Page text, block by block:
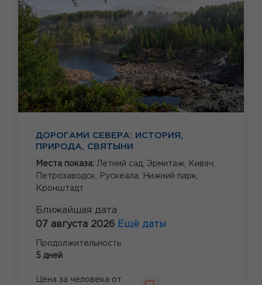
ДОРОГАМИ СЕВЕРА: ИСТОРИЯ,
ПРИРОДА, СВЯТЫНИ
Места показа: Летний сад, Эрмитаж,
Кивач,
Петрозаводск,
Рускеала,
Нижний парк,
Кронштадт
Ближайшая дата
07 августа 2026 Ещё даты
Продолжительность
5 дней
Цена за человека от